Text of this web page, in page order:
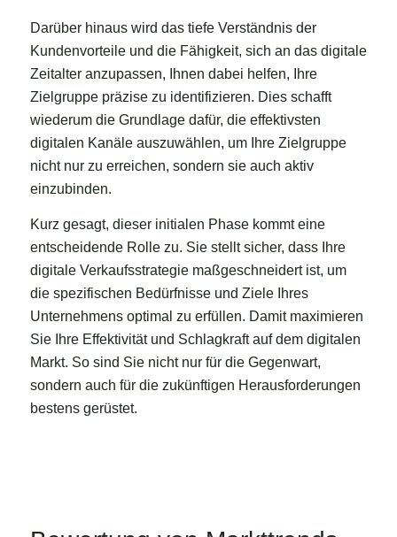
Darüber hinaus wird das tiefe Verständnis der
Kundenvorteile und die Fähigkeit, sich an das digitale
Zeitalter anzupassen, Ihnen dabei helfen, Ihre
Zielgruppe präzise zu identifizieren. Dies schafft
wiederum die Grundlage dafür, die effektivsten
digitalen Kanäle auszuwählen, um Ihre Zielgruppe
nicht nur zu erreichen, sondern sie auch aktiv
einzubinden.
Kurz gesagt, dieser initialen Phase kommt eine
entscheidende Rolle zu. Sie stellt sicher, dass Ihre
digitale Verkaufsstrategie maßgeschneidert ist, um
die spezifischen Bedürfnisse und Ziele Ihres
Unternehmens optimal zu erfüllen. Damit maximieren
Sie Ihre Effektivität und Schlagkraft auf dem digitalen
Markt. So sind Sie nicht nur für die Gegenwart,
sondern auch für die zukünftigen Herausforderungen
bestens gerüstet.